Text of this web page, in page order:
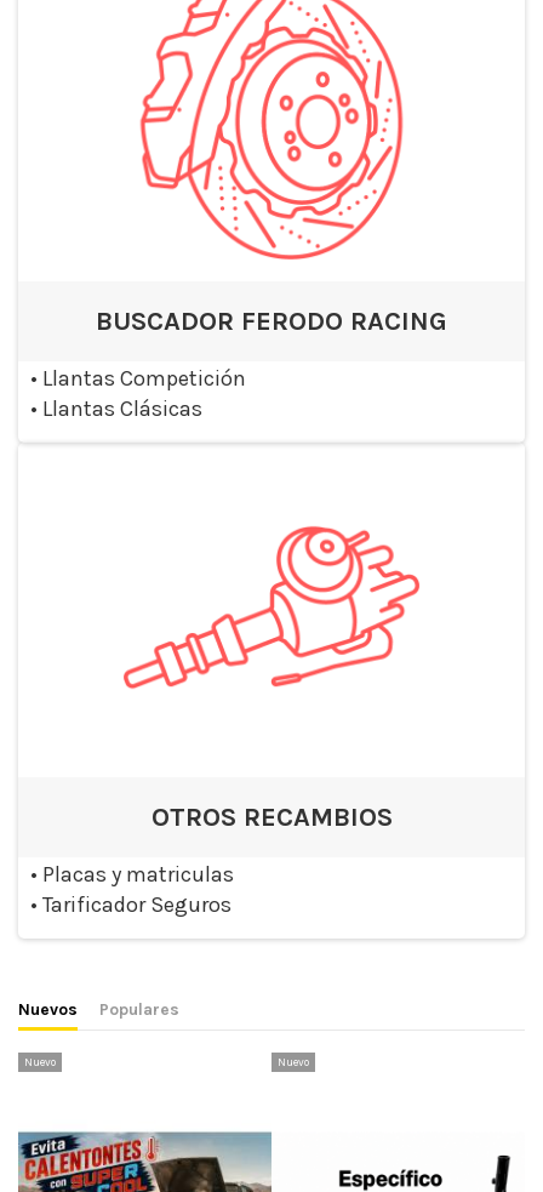
BUSCADOR FERODO RACING
• Llantas Competición
• Llantas Clásicas
OTROS RECAMBIOS
• Placas y matriculas
• Tarificador Seguros
Nuevos Populares
Nuevo Nuevo